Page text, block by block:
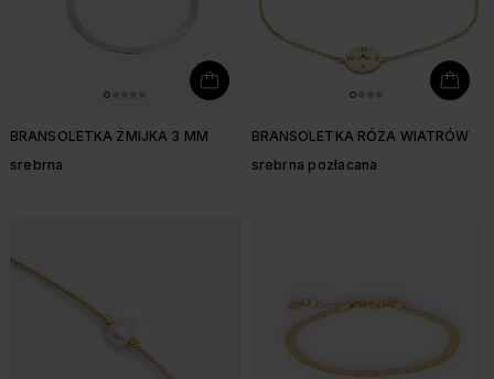
BRANSOLETKA ŻMIJKA 3 MM
srebrna
BRANSOLETKA RÓŻA WIATRÓW
srebrna pozłacana